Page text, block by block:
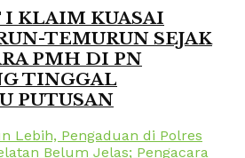
I KLAIM KUASAI
TEMURUN SEJAK
PMH DI PN
TINGGAL
PUTUSAN